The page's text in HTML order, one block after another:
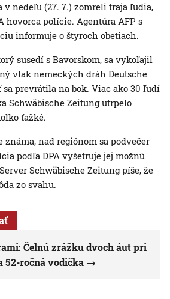
v nedeľu (27. 7.) zomreli traja ľudia,
hovorca polície. Agentúra AFP s
informuje o štyroch obetiach.
susedí s Bavorskom, sa vykoľajil
vlak nemeckých dráh Deutsche
sa prevrátila na bok. Viac ako 30 ľudí
Schwäbische Zeitung utrpelo
ťažké.
nad regiónom sa podvečer
podľa DPA vyšetruje jej možnú
Schwäbische Zeitung píše, že
zo svahu.
Čelnú zrážku dvoch áut pri
52-ročná vodička